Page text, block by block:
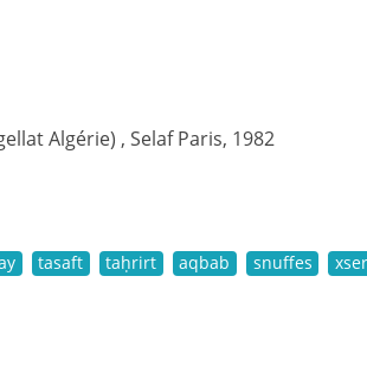
Algérie) , Selaf Paris, 1982
tasaft taḥrirt aqbab snuffes xser